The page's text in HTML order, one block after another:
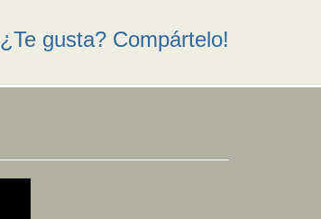
¿Te gusta? Compártelo!